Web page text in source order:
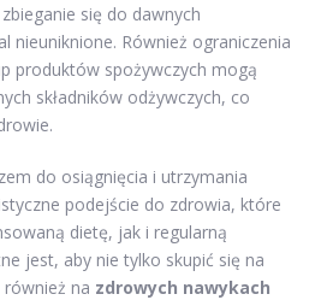
się do dawnych
nieuniknione. Również ograniczenia
produktów spożywczych mogą
składników odżywczych, co
do osiągnięcia i utrzymania
podejście do zdrowia, które
dietę, jak i regularną
jest, aby nie tylko skupić się na
na zdrowych nawykach